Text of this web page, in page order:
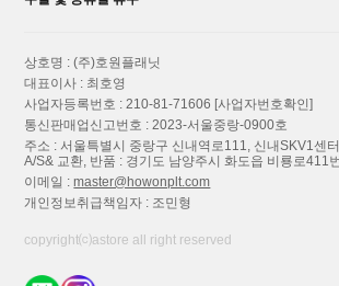
상호명 : (주)호원플래닛
대표이사 : 최호영
사업자등록번호 : 210-81-71606 [사업자번호확인]
통신판매업신고번호 : 2023-서울중랑-0900호
주소 : 서울특별시 중랑구 신내역로111, 신내SKV1센
A/S& 교환, 반품 : 경기도 남양주시 화도읍 비룡로411
이메일 :master@howonplt.com
개인정보취급책임자 : 조민형
copyright⒞astore all right reserved